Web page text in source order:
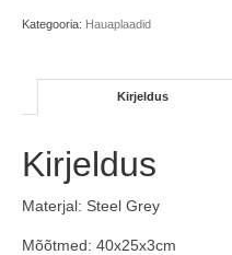
Kategooria: Hauaplaadid
Kirjeldus
Kirjeldus
Materjal: Steel Grey
Mõõtmed: 40x25x3cm